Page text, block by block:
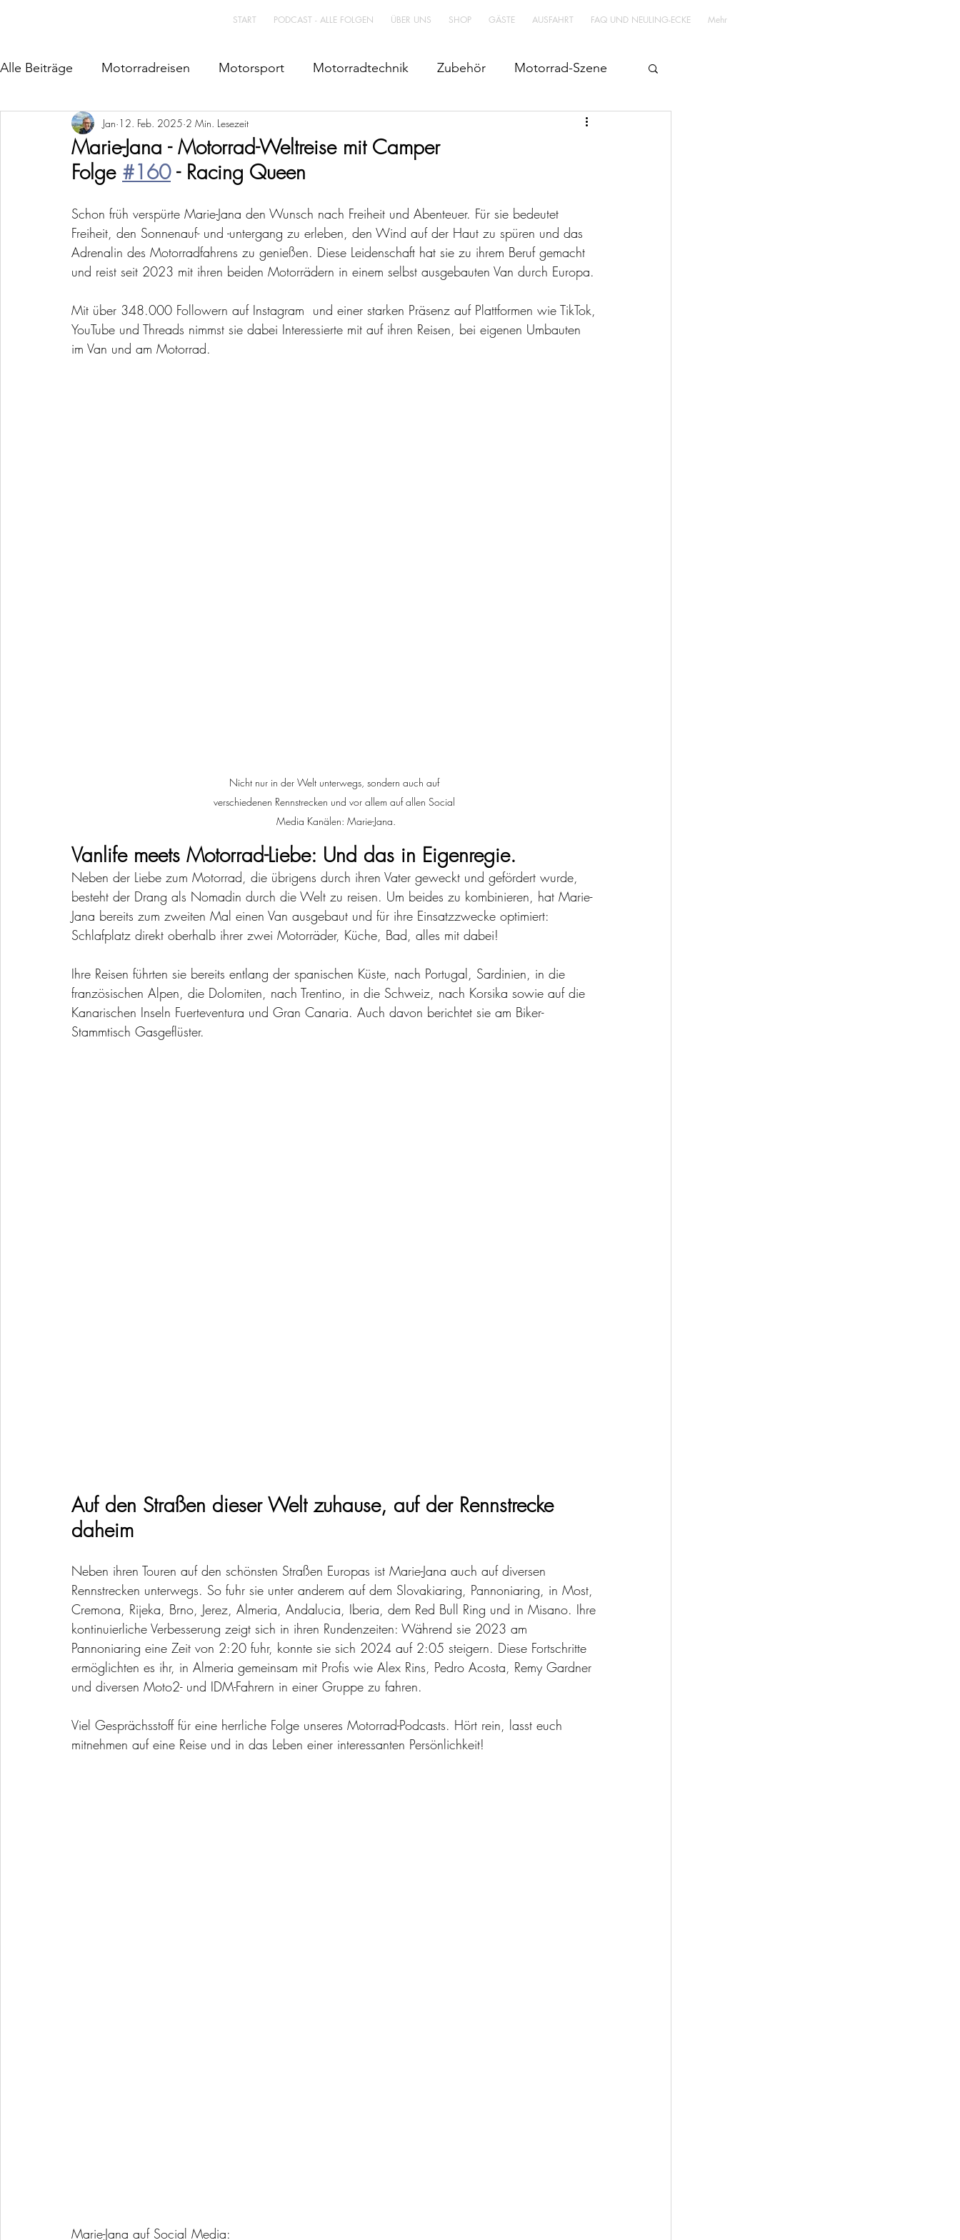
START PODCAST - ALLE FOLGEN ÜBER UNS SHOP GÄSTE AUSFAHRT FAQ UND NEULING-ECKE Mehr
Alle Beiträge Motorradreisen Motorsport Motorradtechnik Zubehör Motorrad-Szene
Marie-Jana - Motorrad-Weltreise mit Camper
Jan 12. Feb. 2025 2 Min. Lesezeit
Folge #160 - Racing Queen
Schon früh verspürte Marie-Jana den Wunsch nach Freiheit und Abenteuer. Für sie bedeutet
Freiheit, den Sonnenauf- und -untergang zu erleben, den Wind auf der Haut zu spüren und das
Adrenalin des Motorradfahrens zu genießen. Diese Leidenschaft hat sie zu ihrem Beruf gemacht
und reist seit 2023 mit ihren beiden Motorrädern in einem selbst ausgebauten Van durch Europa.
Mit über 348.000 Followern auf Instagram  und einer starken Präsenz auf Plattformen wie TikTok,
YouTube und Threads nimmst sie dabei Interessierte mit auf ihren Reisen, bei eigenen Umbauten
im Van und am Motorrad.
Nicht nur in der Welt unterwegs, sondern auch auf
verschiedenen Rennstrecken und vor allem auf allen Social
Media Kanälen: Marie-Jana.
Vanlife meets Motorrad-Liebe: Und das in Eigenregie.
Neben der Liebe zum Motorrad, die übrigens durch ihren Vater geweckt und gefördert wurde,
besteht der Drang als Nomadin durch die Welt zu reisen. Um beides zu kombinieren, hat Marie-
Jana bereits zum zweiten Mal einen Van ausgebaut und für ihre Einsatzzwecke optimiert:
Schlafplatz direkt oberhalb ihrer zwei Motorräder, Küche, Bad, alles mit dabei!
Ihre Reisen führten sie bereits entlang der spanischen Küste, nach Portugal, Sardinien, in die
französischen Alpen, die Dolomiten, nach Trentino, in die Schweiz, nach Korsika sowie auf die
Kanarischen Inseln Fuerteventura und Gran Canaria. Auch davon berichtet sie am Biker-
Stammtisch Gasgeflüster.
Auf den Straßen dieser Welt zuhause, auf der Rennstrecke
daheim
Neben ihren Touren auf den schönsten Straßen Europas ist Marie-Jana auch auf diversen
Rennstrecken unterwegs. So fuhr sie unter anderem auf dem Slovakiaring, Pannoniaring, in Most,
Cremona, Rijeka, Brno, Jerez, Almeria, Andalucia, Iberia, dem Red Bull Ring und in Misano. Ihre
kontinuierliche Verbesserung zeigt sich in ihren Rundenzeiten: Während sie 2023 am
Pannoniaring eine Zeit von 2:20 fuhr, konnte sie sich 2024 auf 2:05 steigern. Diese Fortschritte
ermöglichten es ihr, in Almeria gemeinsam mit Profis wie Alex Rins, Pedro Acosta, Remy Gardner
und diversen Moto2- und IDM-Fahrern in einer Gruppe zu fahren.
Viel Gesprächsstoff für eine herrliche Folge unseres Motorrad-Podcasts. Hört rein, lasst euch
mitnehmen auf eine Reise und in das Leben einer interessanten Persönlichkeit!
Marie-Jana auf Social Media: